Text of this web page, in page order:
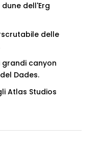
dell'Erg
delle
grandi canyon
Dades.
Atlas Studios